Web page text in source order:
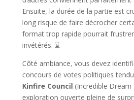
Ensuite, la durée de la partie est
long risque de faire décrocher
format trop rapide pourrait
invétérés. ⌛
Côté ambiance, vous devez
concours de votes politiques
Kinfire Council (Incredible Dream
exploration ouverte pleine de